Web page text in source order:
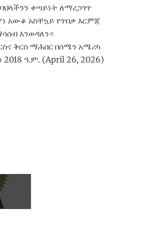
ቀጣይነት ለማረጋገጥ
አውቆ አስቸኳይ የጥበቃ እርምጃ
እንወዳለን።
ቅርስ ማሕበር በሰሜን አሜሪካ
2018 ዓ.ም. (April 26, 2026)